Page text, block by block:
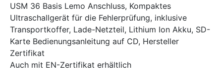
USM 36 Basis Lemo Anschluss, Kompaktes
Ultraschallgerät für die Fehlerprüfung, inklusive
Transportkoffer, Lade-Netzteil, Lithium Ion Akku, SD-
Karte Bedienungsanleitung auf CD, Hersteller
Zertifikat
Auch mit EN-Zertifikat erhältlich